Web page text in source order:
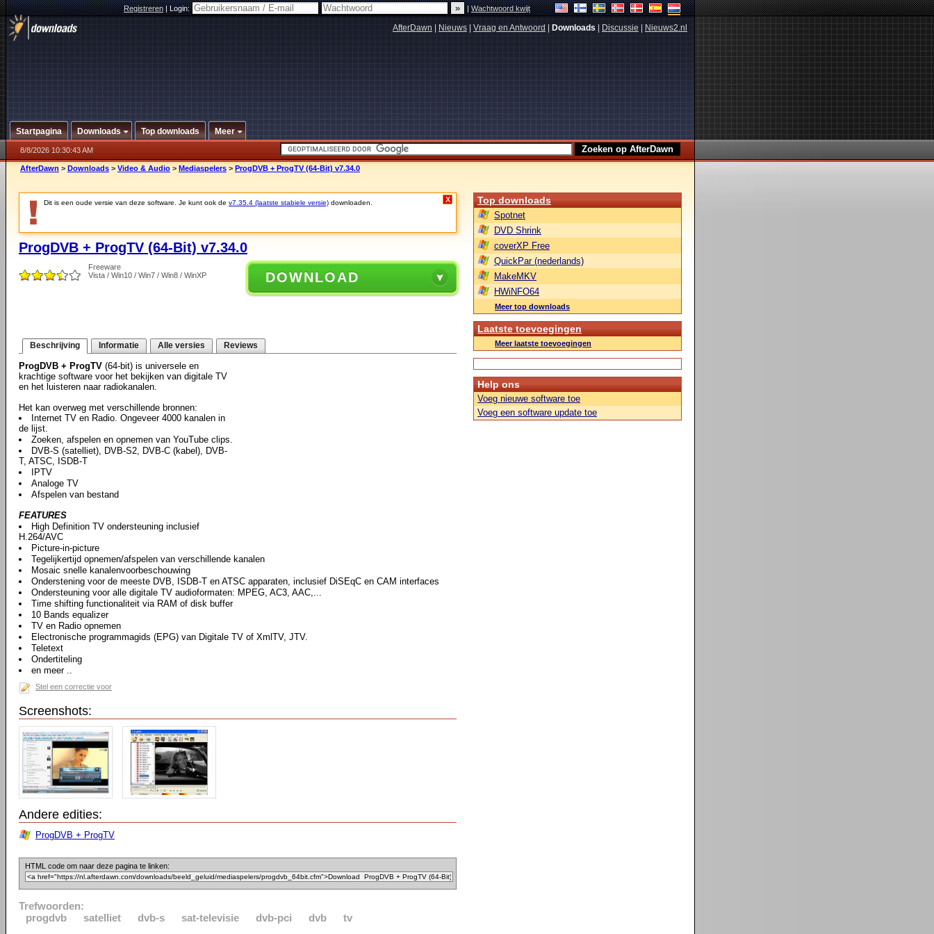
Registreren|Login: |Wachtwoord kwijt
AfterDawn Nieuws Vraag en Antwoord Downloads Discussie Nieuws2.nl
Startpagina Downloads Top downloads Meer
8/8/2026 10:30:43 AM
AfterDawn > Downloads > Video & Audio > Mediaspelers > ProgDVB + ProgTV (64-Bit) v7.34.0
Dit is een oude versie van deze software. Je kunt ook de v7.35.4 (laatste stabiele versie) downloaden. X
ProgDVB + ProgTV (64-Bit) v7.34.0
Freeware
Vista / Win10 / Win7 / Win8 / WinXP
DOWNLOAD
Beschrijving Informatie Alle versies Reviews
ProgDVB + ProgTV (64-bit) is universele en
krachtige software voor het bekijken van digitale TV
en het luisteren naar radiokanalen.
Het kan overweg met verschillende bronnen:
Internet TV en Radio. Ongeveer 4000 kanalen in
de lijst.
Zoeken, afspelen en opnemen van YouTube clips.
DVB-S (satelliet), DVB-S2, DVB-C (kabel), DVB-
T, ATSC, ISDB-T
IPTV
Analoge TV
Afspelen van bestand
FEATURES
High Definition TV ondersteuning inclusief
H.264/AVC
Picture-in-picture
Tegelijkertijd opnemen/afspelen van verschillende kanalen
Mosaic snelle kanalenvoorbeschouwing
Onderstening voor de meeste DVB, ISDB-T en ATSC apparaten, inclusief DiSEqC en CAM interfaces
Ondersteuning voor alle digitale TV audioformaten: MPEG, AC3, AAC,...
Time shifting functionaliteit via RAM of disk buffer
10 Bands equalizer
TV en Radio opnemen
Electronische programmagids (EPG) van Digitale TV of XmlTV, JTV.
Teletext
Ondertiteling
en meer ..
Stel een correctie voor
Screenshots:
Andere edities:
ProgDVB + ProgTV
HTML code om naar deze pagina te linken:
Trefwoorden:
progdvb
satelliet dvb-s sat-televisie dvb-pci dvb tv
Top downloads
Spotnet
DVD Shrink
coverXP Free
QuickPar (nederlands)
MakeMKV
HWiNFO64
Meer top downloads
Laatste toevoegingen
Meer laatste toevoegingen
Help ons
Voeg nieuwe software toe
Voeg een software update toe